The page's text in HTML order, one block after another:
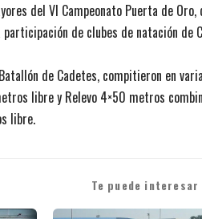
del VI Campeonato Puerta de
de clubes de natación de
de Cadetes, compitieron en
libre y Relevo 4×50 metros
libre.
Te puede interesar